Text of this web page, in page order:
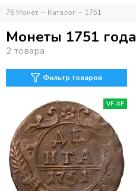
76 Монет Каталог 1751
Монеты 1751 года
Фильтр товаров
VF-XF